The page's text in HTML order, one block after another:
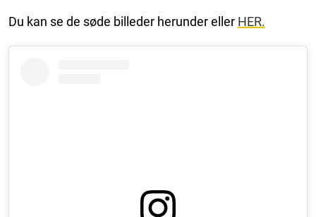
Du kan se de søde billeder herunder eller HER.